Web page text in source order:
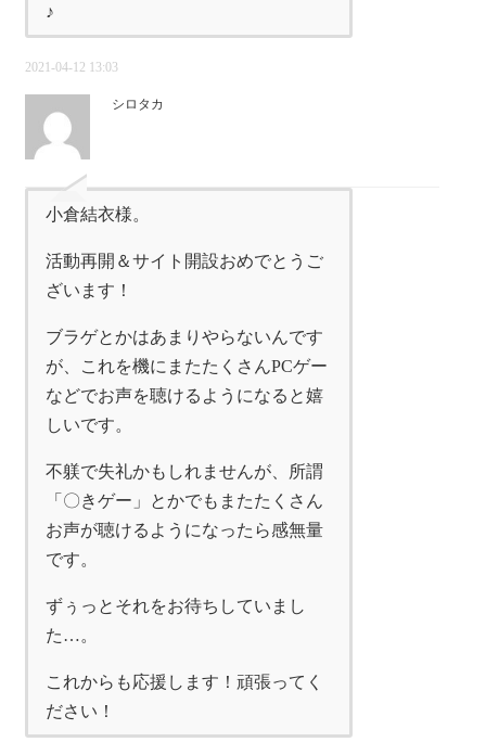
♪
2021-04-12 13:03
シロタカ
小倉結衣様。
活動再開＆サイト開設おめでとうご
ざいます！
ブラゲとかはあまりやらないんです
が、これを機にまたたくさんPCゲー
などでお声を聴けるようになると嬉
しいです。
不躾で失礼かもしれませんが、所謂
「〇きゲー」とかでもまたたくさん
お声が聴けるようになったら感無量
です。
ずぅっとそれをお待ちしていまし
た…。
これからも応援します！頑張ってく
ださい！